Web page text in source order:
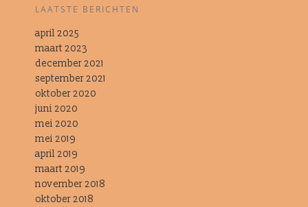
LAATSTE BERICHTEN
april 2025
maart 2023
december 2021
september 2021
oktober 2020
juni 2020
mei 2020
mei 2019
april 2019
maart 2019
november 2018
oktober 2018